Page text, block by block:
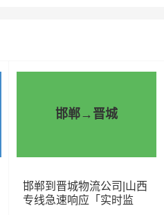
邯郸→晋城
邯郸到晋城物流公司|山西
专线急速响应「实时监